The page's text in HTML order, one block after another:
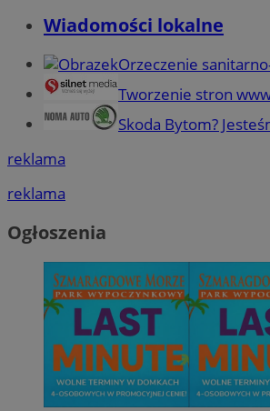
Wiadomości lokalne
Orzeczenie
Tworzenie stron
Skoda Bytom?
reklama
reklama
Ogłoszenia